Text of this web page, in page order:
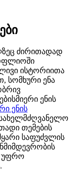
ძირითადად
ისტორიითა
სომხური ენა
ენის
ენის
თემების
საფუძვლის
უფრო